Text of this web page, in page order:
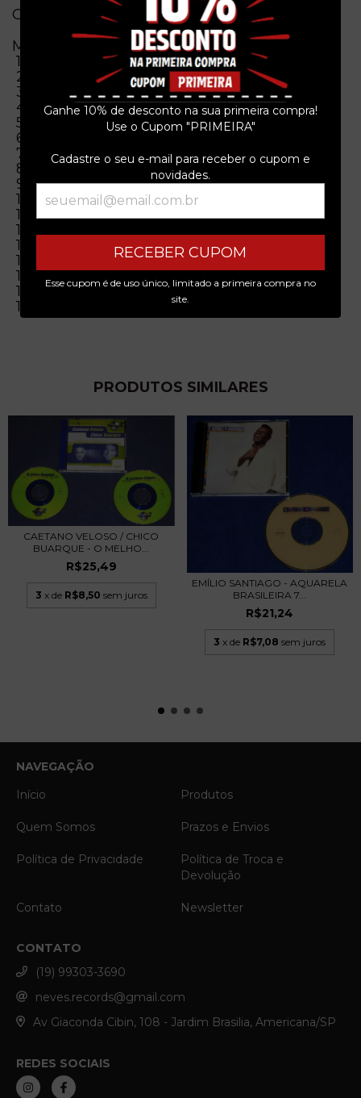
Ganhe 10% de desconto na sua primeira compra!
Use o Cupom "PRIMEIRA"
Cadastre o seu e-mail para receber o cupom e
novidades.
RECEBER CUPOM
Esse cupom é de uso único, limitado a primeira compra no
site.
Obs. = Original
Musicas
1 Espere Aqui Por Mim
2 Simples Toque
3 Arrepiado
4 Rolê Na Estrada
5 Vamos Curtir Uma Juntos
6 Caminho Novo
7 Já Faz Tempo
8 Voar Alto
9 Vampiros
10 Isso Me Irrita
11 Ruas Da Cidade
12 Berro
13 Depois Das Onze
14 Planeta Rock
15 Sai Dessa Vida
16 Nada A Perder
17 Mamãe Da Rua
PRODUTOS SIMILARES
CAETANO VELOSO / CHICO
BUARQUE - O MELHO...
R$25,49
3 x de R$8,50 sem juros
EMÍLIO SANTIAGO - AQUARELA
BRASILEIRA 7...
R$21,24
3 x de R$7,08 sem juros
NAVEGAÇÃO
Início
Produtos
Quem Somos Prazos e Envios
Política de Privacidade
Política de Troca e
Devolução
Contato Newsletter
CONTATO
(19) 99303-3690
neves.records@gmail.com
Av Giaconda Cibin, 108 - Jardim Brasilia, Americana/SP
REDES SOCIAIS